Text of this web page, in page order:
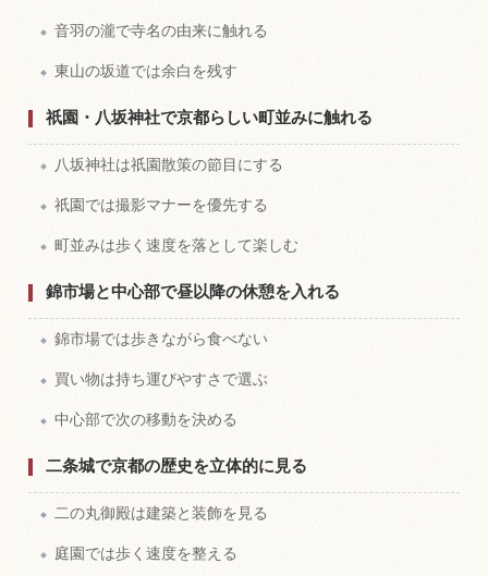
音羽の瀧で寺名の由来に触れる
東山の坂道では余白を残す
祇園・八坂神社で京都らしい町並みに触れる
八坂神社は祇園散策の節目にする
祇園では撮影マナーを優先する
町並みは歩く速度を落として楽しむ
錦市場と中心部で昼以降の休憩を入れる
錦市場では歩きながら食べない
買い物は持ち運びやすさで選ぶ
中心部で次の移動を決める
二条城で京都の歴史を立体的に見る
二の丸御殿は建築と装飾を見る
庭園では歩く速度を整える